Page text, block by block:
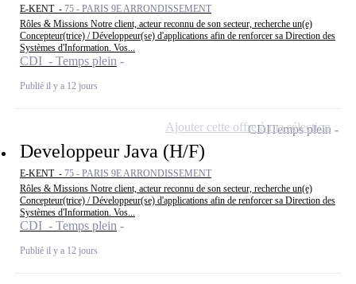
E-KENT - 75 - PARIS 9E ARRONDISSEMENT
Rôles & Missions Notre client, acteur reconnu de son secteur, recherche un(e)
Concepteur(trice) / Développeur(se) d'applications afin de renforcer sa Direction des
Systèmes d'Information. Vos...
CDI - Temps plein
Publié il y a 12 jours
Developpeur Java (H/F)
E-KENT - 75 - PARIS 9E ARRONDISSEMENT
Rôles & Missions Notre client, acteur reconnu de son secteur, recherche un(e)
Concepteur(trice) / Développeur(se) d'applications afin de renforcer sa Direction des
Systèmes d'Information. Vos...
CDI - Temps plein
Publié il y a 12 jours
CDITemps plein
Ajouter cette offre à ma sélection